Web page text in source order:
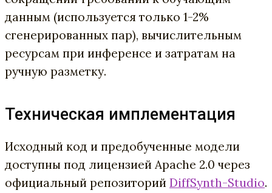
данным (используется только 1-2%
сгенерированных пар), вычислительным
ресурсам при инференсе и затратам на
ручную разметку.
Техническая имплементация
Исходный код и предобученные модели
доступны под лицензией Apache 2.0 через
официальный репозиторий DiffSynth-Studio.